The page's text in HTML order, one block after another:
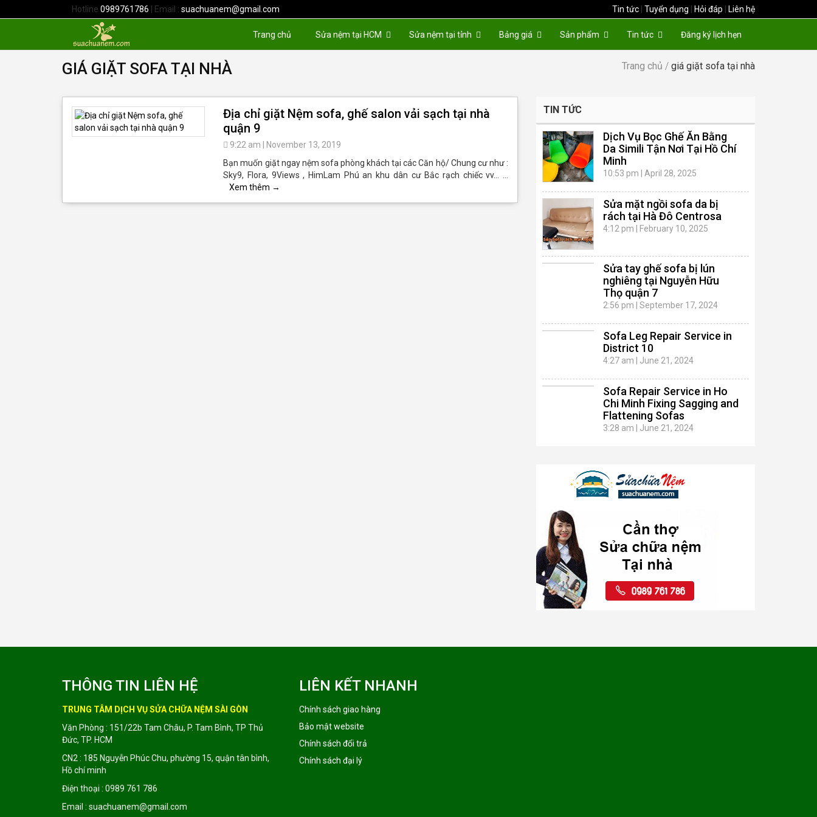
Hotline 0989761786 | Email : suachuanem@gmail.com Tin tức Tuyển dụng Hỏi đáp Liên hệ
Trang chủ Sửa nệm tại HCM Sửa nệm tại tỉnh Bảng giá Sản phẩm Tin tức Đăng ký lịch hẹn
GIÁ GIẶT SOFA TẠI NHÀ Trang chủ / giá giặt sofa tại nhà
Địa chỉ giặt Nệm sofa, ghế salon vải sạch tại nhà
quận 9
9:22 am
November 13, 2019
Bạn muốn giặt ngay nệm sofa phòng khách tại các Căn hộ/ Chung cư như :
Sky9, Flora, 9Views , HimLam Phú an khu dân cư Bắc rạch chiếc vv… …
Xem thêm →
TIN TỨC
Dịch Vụ Bọc Ghế Ăn Bằng
Da Simili Tận Nơi Tại Hồ Chí
Minh
10:53 pm April 28, 2025
Sửa mặt ngồi sofa da bị
rách tại Hà Đô Centrosa
4:12 pm February 10, 2025
Sửa tay ghế sofa bị lún
nghiêng tại Nguyễn Hữu
Thọ quận 7
2:56 pm September 17, 2024
Sofa Leg Repair Service in
District 10
4:27 am June 21, 2024
Sofa Repair Service in Ho
Chi Minh Fixing Sagging and
Flattening Sofas
3:28 am June 21, 2024
THÔNG TIN LIÊN HỆ
TRUNG TÂM DỊCH VỤ SỬA CHỮA NỆM SÀI GÒN
Văn Phòng : 151/22b Tam Châu, P. Tam Bình, TP Thủ
Đức, TP. HCM
CN2 : 185 Nguyễn Phúc Chu, phường 15, quận tân bình,
Hồ chí minh
Điện thoại : 0989 761 786
Email : suachuanem@gmail.com
LIÊN KẾT NHANH
Chính sách giao hàng
Bảo mật website
Chính sách đổi trả
Chính sách đại lý